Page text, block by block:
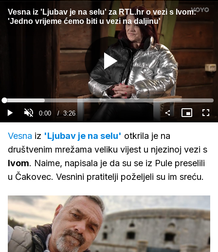
Vesna iz 'Ljubav je na selu' za RTL.hr o vezi s Ivom:
'Jedno vrijeme ćemo biti u vezi na daljinu'
Gledaj
GledajUpali
zvuk
Current
Time
0:00 / Duration
3:26
Loaded:
19.31%
Slika
u
Vesna iz 'Ljubav je na selu' otkrila je na
društvenim mrežama veliku vijest u njezinoj vezi s
Ivom. Naime, napisala je da su se iz Pule preselili
u Čakovec. Vesnini pratitelji poželjeli su im sreću.